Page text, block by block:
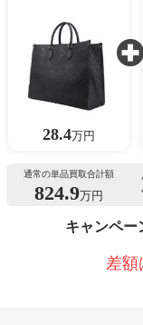
28.4万円
通常の単品買取合計額
824.9万円
キャンペー
差額